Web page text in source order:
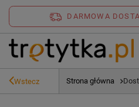
DARMOWA
Wstecz Strona główna